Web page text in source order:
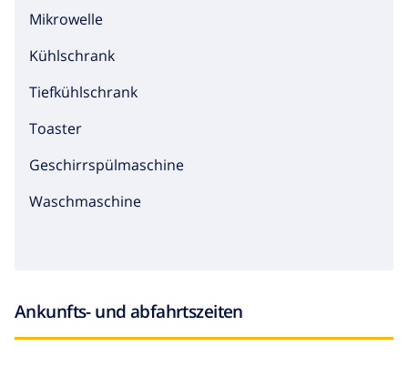
Mikrowelle
Kühlschrank
Tiefkühlschrank
Toaster
Geschirrspülmaschine
Waschmaschine
Ankunfts- und abfahrtszeiten